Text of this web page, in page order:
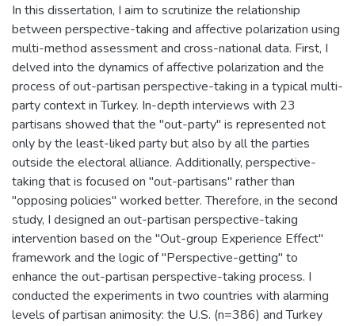
In this dissertation, I aim to scrutinize the relationship
between perspective-taking and affective polarization using
multi-method assessment and cross-national data. First, I
delved into the dynamics of affective polarization and the
process of out-partisan perspective-taking in a typical multi-
party context in Turkey. In-depth interviews with 23
partisans showed that the "out-party" is represented not
only by the least-liked party but also by all the parties
outside the electoral alliance. Additionally, perspective-
taking that is focused on "out-partisans" rather than
"opposing policies" worked better. Therefore, in the second
study, I designed an out-partisan perspective-taking
intervention based on the "Out-group Experience Effect"
framework and the logic of "Perspective-getting" to
enhance the out-partisan perspective-taking process. I
conducted the experiments in two countries with alarming
levels of partisan animosity: the U.S. (n=386) and Turkey